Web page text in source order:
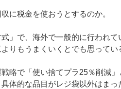
に税金を使おうとするのか。
」で、海外で一般的に行われ
りもうまくいくとでも思ってい
略で「使い捨てプラ25％削減
体的な品目がレジ袋以外はま